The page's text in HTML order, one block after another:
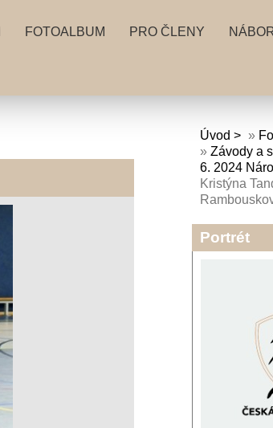
FOTOALBUM PRO ČLENY
Úvod »
» Závody a
6. 2024
Kristýna
Portrét